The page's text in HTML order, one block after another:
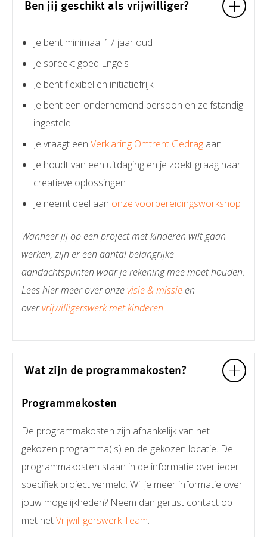
Ben jij geschikt als vrijwilliger?
Je bent minimaal 17 jaar oud
Je spreekt goed Engels
Je bent flexibel en initiatiefrijk
Je bent een ondernemend persoon en zelfstandig
ingesteld
Je vraagt een Verklaring Omtrent Gedrag aan
Je houdt van een uitdaging en je zoekt graag naar
creatieve oplossingen
Je neemt deel aan onze voorbereidingsworkshop
Wanneer jij op een project met kinderen wilt gaan
werken, zijn er een aantal belangrijke
aandachtspunten waar je rekening mee moet houden.
Lees hier meer over onzevisie & missie en
overvrijwilligerswerk met kinderen.
Wat zijn de programmakosten?
Programmakosten
De programmakosten zijn afhankelijk van het
gekozen programma('s) en de gekozen locatie. De
programmakosten staan in de informatie over ieder
specifiek project vermeld. Wil je meer informatie over
jouw mogelijkheden? Neem dan gerust contact op
met hetVrijwilligerswerk Team.